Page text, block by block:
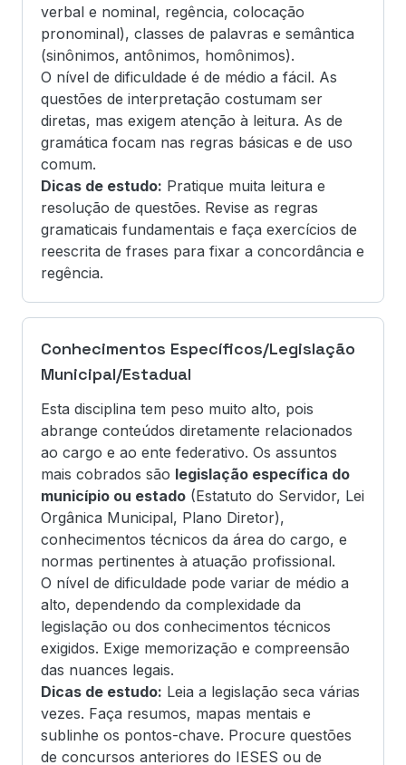
verbal e nominal, regência, colocação
pronominal), classes de palavras e semântica
(sinônimos, antônimos, homônimos).
O nível de dificuldade é de médio a fácil. As
questões de interpretação costumam ser
diretas, mas exigem atenção à leitura. As de
gramática focam nas regras básicas e de uso
comum.
Dicas de estudo: Pratique muita leitura e
resolução de questões. Revise as regras
gramaticais fundamentais e faça exercícios de
reescrita de frases para fixar a concordância e
regência.
Conhecimentos Específicos/Legislação
Municipal/Estadual
Esta disciplina tem peso muito alto, pois
abrange conteúdos diretamente relacionados
ao cargo e ao ente federativo. Os assuntos
mais cobrados são legislação específica do
município ou estado (Estatuto do Servidor, Lei
Orgânica Municipal, Plano Diretor),
conhecimentos técnicos da área do cargo, e
normas pertinentes à atuação profissional.
O nível de dificuldade pode variar de médio a
alto, dependendo da complexidade da
legislação ou dos conhecimentos técnicos
exigidos. Exige memorização e compreensão
das nuances legais.
Dicas de estudo: Leia a legislação seca várias
vezes. Faça resumos, mapas mentais e
sublinhe os pontos-chave. Procure questões
de concursos anteriores do IESES ou de